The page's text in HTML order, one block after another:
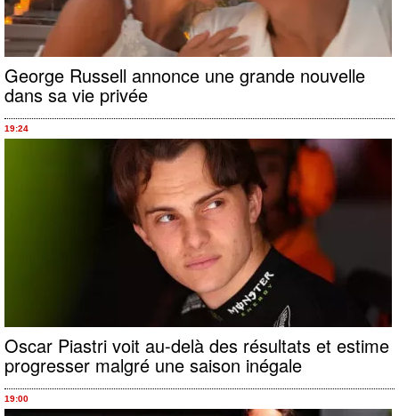
George Russell annonce une grande nouvelle
dans sa vie privée
19:24
Oscar Piastri voit au-delà des résultats et estime
progresser malgré une saison inégale
19:00